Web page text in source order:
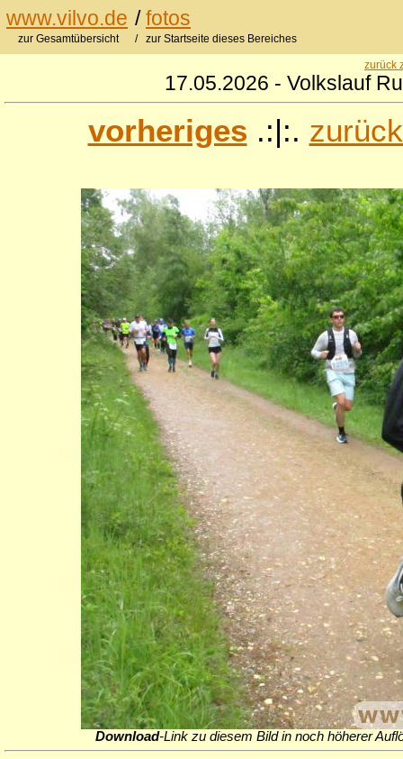
www.vilvo.de /fotos
zur Gesamtübersicht / zur Startseite dieses Bereiches
zurück
17.05.2026 - Volkslauf
vorheriges .:|:.
Download-Link zu diesem Bild in noch höherer